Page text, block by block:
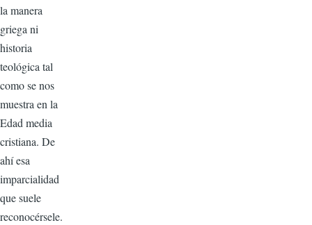
la manera
griega ni
historia
teológica tal
como se nos
muestra en la
Edad media
cristiana. De
ahí esa
imparcialidad
que suele
reconocérsele.